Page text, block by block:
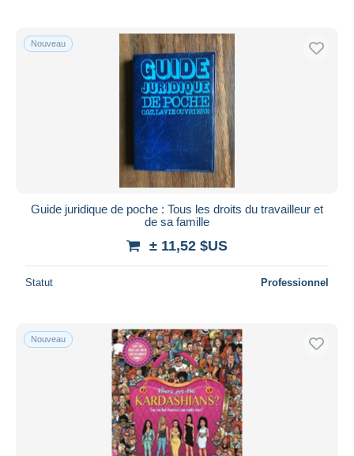
Nouveau
Guide juridique de poche : Tous les droits du travailleur et
de sa famille
± 11,52 $US
Statut Professionnel
Nouveau